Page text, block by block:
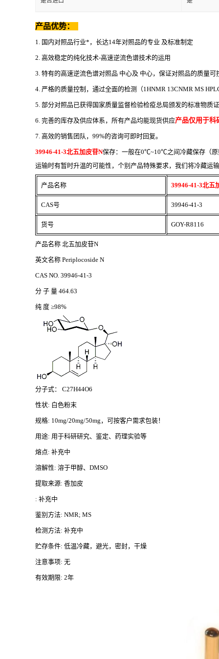
产品优势：
1. 国内对照品行业*，长达14年对照品的专业 及标准制定
2. 高效稳定的纯化技术-高速逆流色谱技术的运用
3. 特有的高速逆流色谱对照品 中心及 中心，保证对照品的质量
4. 严格的质量控制，通过全面的检测（1HNMR 13CNMR MS
5. 部分对照品已获得国家质量监督检验检疫总局颁发的标准物质
6. 完善的库存及供应体系，所有产品均能现货供应产品仅用于科
7. 高效的销售团队，99%的咨询可即时回复。
39946-41-3北五加皮苷N保存：一般在0℃~10℃之间冷藏保存（原
运输时有暂时升温的可能性，个别产品特殊要求，我们将冷藏运
产品名称 39946-41-3北五
CAS号 39946-41-3
货号 GOY-R8116
产品名称 北五加皮苷N
英文名称 Periplocoside N
CAS NO. 39946-41-3
分 子 量 464.63
纯 度 ≥98%
分子式： C27H44O6
性状: 白色粉末
规格: 10mg/20mg/50mg，可按客户需求包装！
用途: 用于科研研究、鉴定、药理实验等
熔点: 补充中
溶解性: 溶于甲醇、DMSO
提取来源: 香加皮
: 补充中
鉴别方法: NMR; MS
检测方法: 补充中
贮存条件: 低温冷藏，避光，密封，干燥
注意事项: 无
有效期限: 2年